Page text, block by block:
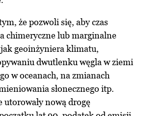
że pozwoli się, aby czas
chimeryczne lub marginalne
geoinżyniera klimatu,
dwutlenku węgla w ziemi
w oceanach, na zmianach
słonecznego itp.
nową drogę